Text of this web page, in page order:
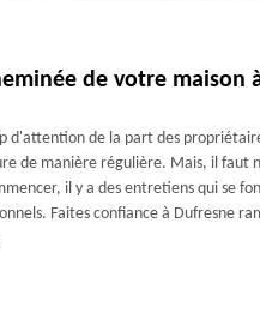
de votre maison
d'attention de la part des
de manière régulière. Mais, il faut
il y a des entretiens qui se
Faites confiance à Dufresne